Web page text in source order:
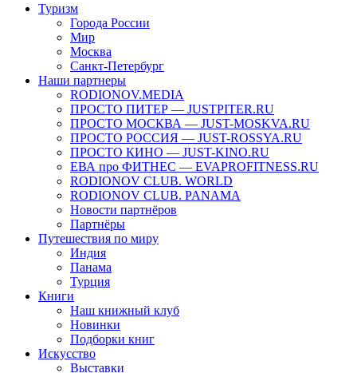
Туризм
Города России
Мир
Москва
Санкт-Петербург
Наши партнеры
RODIONOV.MEDIA
ПРОСТО ПИТЕР — JUSTPITER.RU
ПРОСТО МОСКВА — JUST-MOSKVA.RU
ПРОСТО РОССИЯ — JUST-ROSSYA.RU
ПРОСТО КИНО — JUST-KINO.RU
ЕВА про ФИТНЕС — EVAPROFITNESS.RU
RODIONOV CLUB. WORLD
RODIONOV CLUB. PANAMA
Новости партнёров
Партнёры
Путешествия по миру
Индия
Панама
Турция
Книги
Наш книжный клуб
Новинки
Подборки книг
Искусство
Выставки